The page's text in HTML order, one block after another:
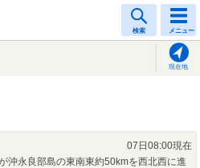
検索 メニュー
現在地
07日08:00現在
沖永良部島の東南東約50kmを西北西に進